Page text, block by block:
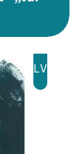
LV